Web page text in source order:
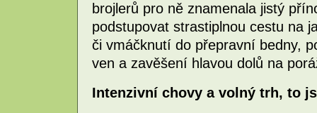
brojlerů pro ně znamenala jistý
podstupovat strastiplnou cestu na
či vmáčknutí do přepravní bedny,
ven a zavěšení hlavou dolů na
Intenzivní chovy a volný trh, to